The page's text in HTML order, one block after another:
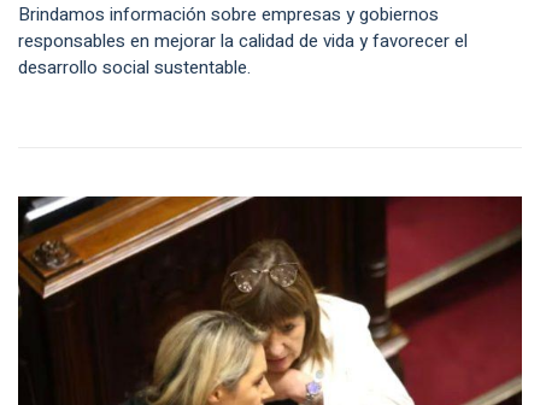
Brindamos información sobre empresas y gobiernos
responsables en mejorar la calidad de vida y favorecer el
desarrollo social sustentable.